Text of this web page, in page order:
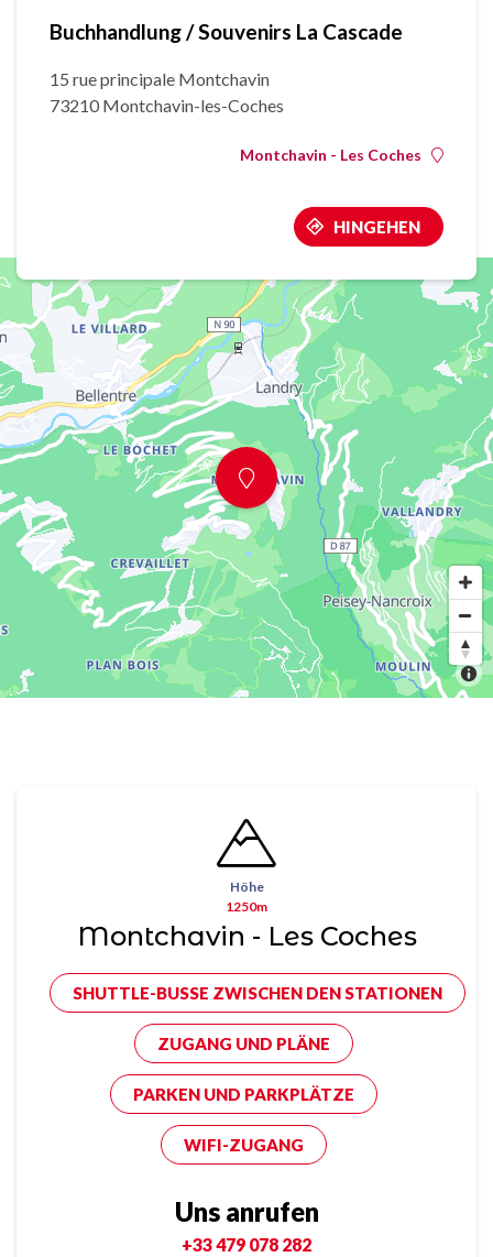
Buchhandlung / Souvenirs La Cascade
15 rue principale Montchavin
73210 Montchavin-les-Coches
Montchavin - Les Coches
HINGEHEN
Höhe
1250m
Montchavin - Les Coches
SHUTTLE-BUSSE ZWISCHEN DEN STATIONEN
ZUGANG UND PLÄNE
PARKEN UND PARKPLÄTZE
WIFI-ZUGANG
Uns anrufen
+33 479 078 282